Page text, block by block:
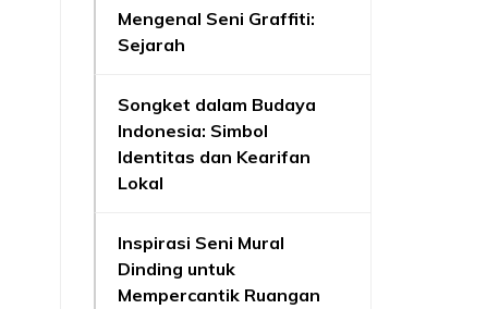
Mengenal Seni Graffiti:
Sejarah
Songket dalam Budaya
Indonesia: Simbol
Identitas dan Kearifan
Lokal
Inspirasi Seni Mural
Dinding untuk
Mempercantik Ruangan